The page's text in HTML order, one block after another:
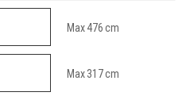
Max476 cm
Max317cm